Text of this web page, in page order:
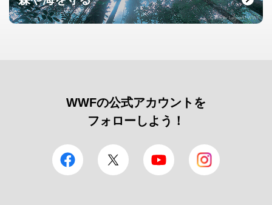
© Roger Leguen / WWF
WWFの公式アカウントを
フォローしよう！
facebook Twitter YouTube